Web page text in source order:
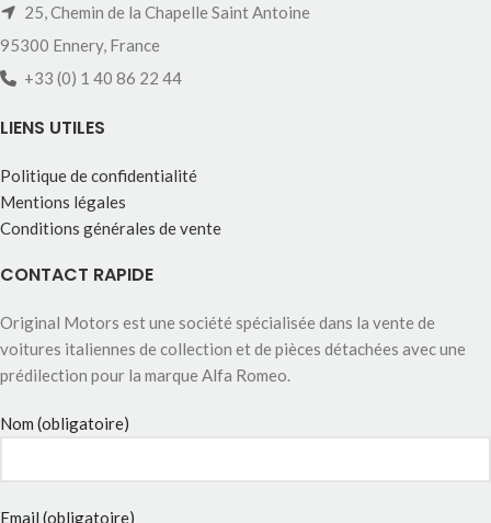
25, Chemin de la Chapelle Saint Antoine
95300 Ennery, France
+33 (0) 1 40 86 22 44
LIENS UTILES
Politique de confidentialité
Mentions légales
Conditions générales de vente
CONTACT RAPIDE
Original Motors est une société spécialisée dans la vente de
voitures italiennes de collection et de pièces détachées avec une
prédilection pour la marque Alfa Romeo.
Nom (obligatoire)
Email (obligatoire)